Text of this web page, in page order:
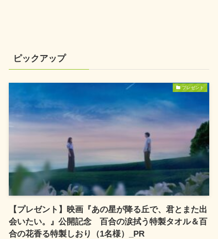
ピックアップ
プレゼント
【プレゼント】映画『あの星が降る丘で、君とまた出
会いたい。』公開記念 百合の涙拭う特製タオル＆百
合の花香る特製しおり（1名様）_PR